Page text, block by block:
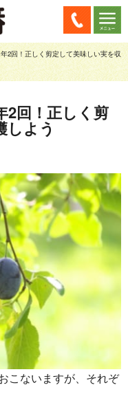
2回！正しく剪定して美味しい実を収
2回！正しく剪
しよう
こないますが、それぞ